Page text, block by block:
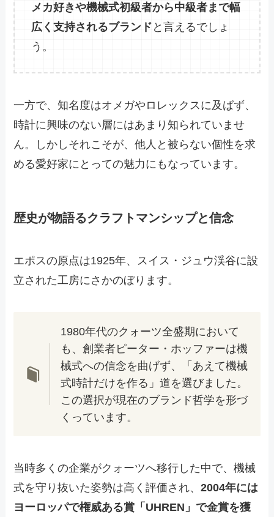
メカ好きや機械式初級者から中級者まで幅
広く支持されるブランド と言えるでしょ
う。
一方で、知名度はオメガやロレックスに及ばず、
時計に興味のない層にはあまり知られていませ
ん。しかしそれこそが、他人と被らない個性を求
める愛好家にとっての魅力にもなっています。
歴史が物語るクラフトマンシップと信念
エポスの原点は1925年、スイス・ジュウ渓谷に設
立された工房にさかのぼります。
1980年代のクォーツ全盛期において
も、創業者ピーター・ホッファーは機
械式への信念を曲げず、「あえて機械
式時計だけを作る」道を選びました。
この選択が現在のブランド哲学を形づ
くっています。
当時多くの企業がクォーツへ移行した中で、機械
式を守り抜いた姿勢は高く評価され、2004年には
ヨーロッパで権威ある賞「UHREN」で金賞を獲